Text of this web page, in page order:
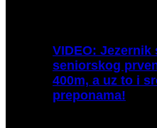
VIDEO: Jezernik
seniorskog
400m, a uz to i
preponama!